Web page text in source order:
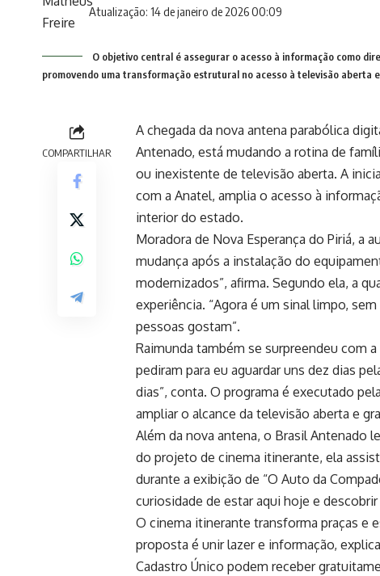
Atualização: 14 de janeiro de 2026 00:09
O objetivo central é assegurar o acesso à informação como
promovendo uma transformação estrutural no acesso à televisão aberta
COMPARTILHAR
A chegada da nova antena parabólica
Antenado, está mudando a rotina de
ou inexistente de televisão aberta. A
com a Anatel, amplia o acesso à
interior do estado.
Moradora de Nova Esperança do Piriá, a
mudança após a instalação do
modernizados”, afirma. Segundo ela, a
experiência. “Agora é um sinal limpo,
pessoas gostam”.
Raimunda também se surpreendeu com
pediram para eu aguardar uns dez dias
dias”, conta. O programa é executado
ampliar o alcance da televisão aberta e
Além da nova antena, o Brasil Antenado
do projeto de cinema itinerante, ela
durante a exibição de “O Auto da
curiosidade de estar aqui hoje e
O cinema itinerante transforma praças e
proposta é unir lazer e informação,
Cadastro Único podem receber